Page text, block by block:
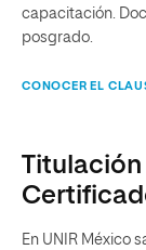
capacitación.
posgrado.
CONOCER EL
Titulación
En UNIR México